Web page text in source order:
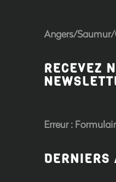
Angers/
RECEVEZ
Erreur :
DERNIERS